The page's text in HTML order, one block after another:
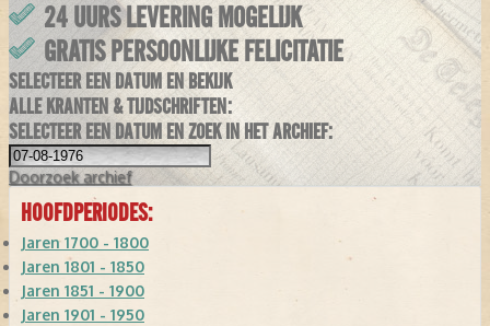
24 UURS LEVERING MOGELIJK
GRATIS PERSOONLIJKE FELICITATIE
SELECTEER EEN DATUM EN BEKIJK
ALLE KRANTEN & TIJDSCHRIFTEN:
SELECTEER EEN DATUM EN ZOEK IN HET ARCHIEF:
Doorzoek archief
HOOFDPERIODES:
Jaren 1700 - 1800
Jaren 1801 - 1850
Jaren 1851 - 1900
Jaren 1901 - 1950